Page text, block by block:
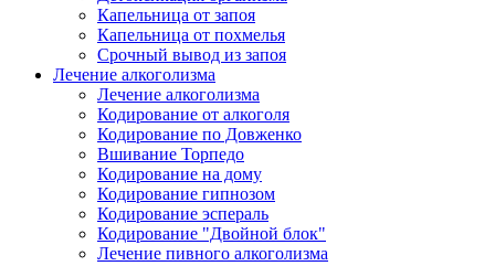
Капельница от запоя
Капельница от похмелья
Срочный вывод из запоя
Лечение алкоголизма
Лечение алкоголизма
Кодирование от алкоголя
Кодирование по Довженко
Вшивание Торпедо
Кодирование на дому
Кодирование гипнозом
Кодирование эспераль
Кодирование "Двойной блок"
Лечение пивного алкоголизма